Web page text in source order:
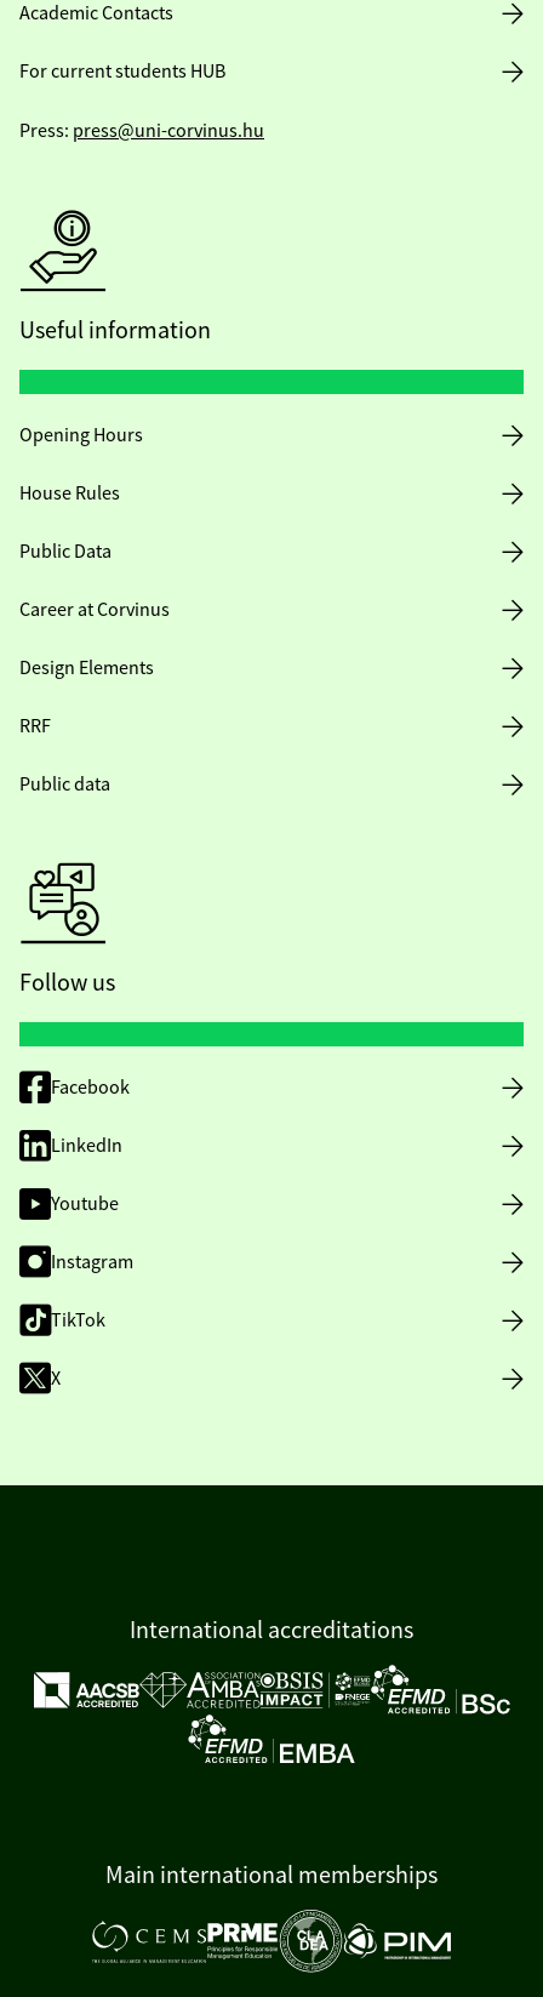
Academic Contacts
For current students HUB
Press: press@uni-corvinus.hu
Useful information
Opening Hours
House Rules
Public Data
Career at Corvinus
Design Elements
RRF
Public data
Follow us
Facebook
LinkedIn
Youtube
Instagram
TikTok
X
International accreditations
Main international memberships